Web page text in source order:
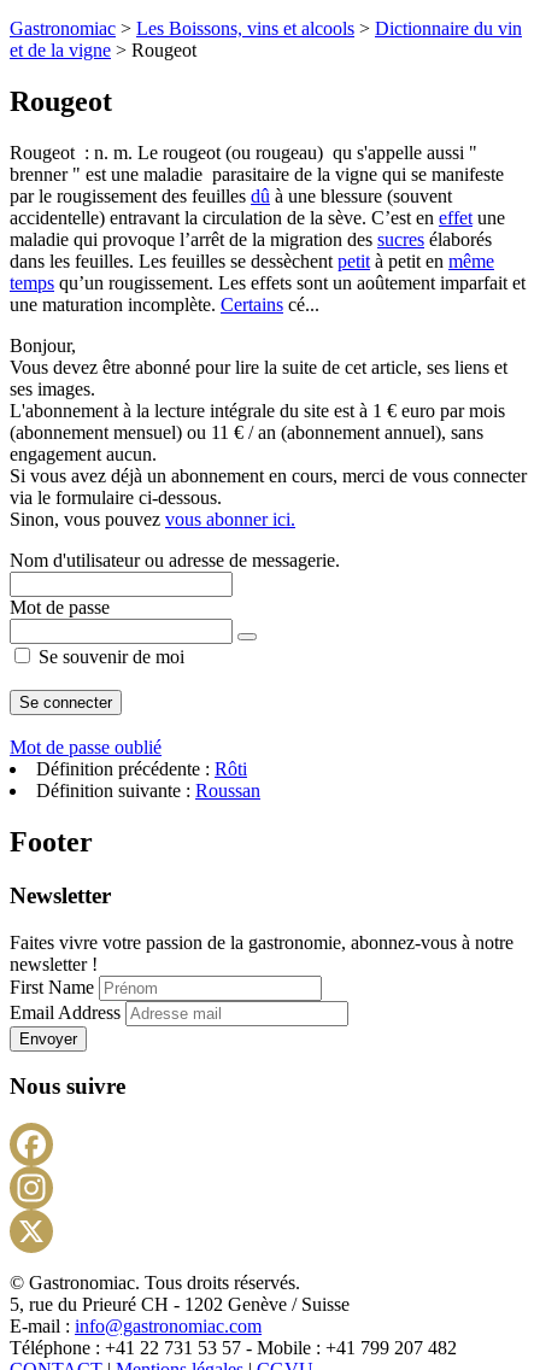
Gastronomiac > Les Boissons, vins et alcools > Dictionnaire du vin
et de la vigne > Rougeot
Rougeot
Rougeot : n. m. Le rougeot (ou rougeau) qu s'appelle aussi "
brenner " est une maladie parasitaire de la vigne qui se manifeste
par le rougissement des feuilles dû à une blessure (souvent
accidentelle) entravant la circulation de la sève. C’est en effet une
maladie qui provoque l’arrêt de la migration des sucres élaborés
dans les feuilles. Les feuilles se dessèchent petit à petit en même
temps qu’un rougissement. Les effets sont un aoûtement imparfait et
une maturation incomplète. Certains cé...
Bonjour,
Vous devez être abonné pour lire la suite de cet article, ses liens et
ses images.
L'abonnement à la lecture intégrale du site est à 1 € euro par mois
(abonnement mensuel) ou 11 € / an (abonnement annuel), sans
engagement aucun.
Si vous avez déjà un abonnement en cours, merci de vous connecter
via le formulaire ci-dessous.
Sinon, vous pouvez vous abonner ici.
Nom d'utilisateur ou adresse de messagerie.
Mot de passe
Se souvenir de moi
Mot de passe oublié
Définition précédente : Rôti
Définition suivante : Roussan
Footer
Newsletter
Faites vivre votre passion de la gastronomie, abonnez-vous à notre
newsletter !
First Name
Email Address
Envoyer
Nous suivre
X
© Gastronomiac. Tous droits réservés.
5, rue du Prieuré CH - 1202 Genève / Suisse
E-mail : info@gastronomiac.com
Téléphone : +41 22 731 53 57 - Mobile : +41 799 207 482